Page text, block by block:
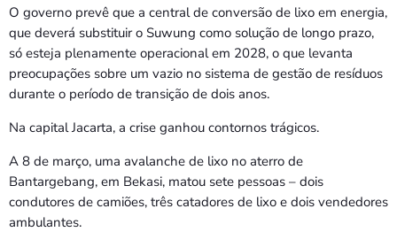
O governo prevê que a central de conversão de lixo em energia,
que deverá substituir o Suwung como solução de longo prazo,
só esteja plenamente operacional em 2028, o que levanta
preocupações sobre um vazio no sistema de gestão de resíduos
durante o período de transição de dois anos.
Na capital Jacarta, a crise ganhou contornos trágicos.
A 8 de março, uma avalanche de lixo no aterro de
Bantargebang, em Bekasi, matou sete pessoas – dois
condutores de camiões, três catadores de lixo e dois vendedores
ambulantes.